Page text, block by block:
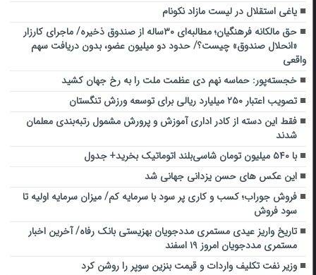
یاغی استقلال در لیست مازاد نکونام
حق مالکانه فرهنگیان؛ مطالبه‌ای ۳۰‌ساله از صندوق ذخیره/ ماجرای کارزار
«انحلال صندوق» چیست؟/ حدود دو میلیون عضو، بدون دریافت سهم
واقعی
خجسته‌پور: حماسه نهم دی عظمت ملت را به رخ جهان کشید
تصویب اعتبار ۲۵۰ میلیارد ریالی برای توسعه ورزش تنگستان
فقط این دسته از کادر اداری آموزش و پرورش مشمول رتبه‌بندی معلمان
شدند
با ۵۴۰ میلیون تومان شاسی‌بلند اتوماتیک بخرید+ جدول
این عکس های حسن یزدانی جهانی شد
فروش جوراب؛ کسب و کاری پر سود با سرمایه کم/ میزان سرمایه اولیه تا
سود فروش
تاریخ واریز عیدی مستمری مددجویان بهزیستی بانک رفاه/ آخرین اخبار
مستمری مددجویان امروز ۱۹ اسفند
وزیر نفت تکلیف واردات و قیمت بنزین سوپر را روشن کرد